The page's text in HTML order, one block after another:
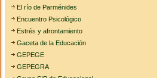
El río de Parménides
Encuentro Psicológico
Estrés y afrontamiento
Gaceta de la Educación
GEPEGE
GEPEGRA